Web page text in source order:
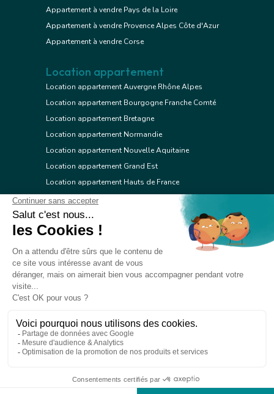
© 2026 Réseau immobilier l'Adresse
Appartement à vendre Pays de la Loire
Appartement à vendre Provence Alpes Côte d'Azur
Appartement à vendre Corse
Location appartement
Location appartement Auvergne Rhône Alpes
Location appartement Bourgogne Franche Comté
Location appartement Bretagne
Location appartement Normandie
Location appartement Nouvelle Aquitaine
Location appartement Grand Est
Location appartement Hauts de France
Location appartement Ile de France
Location appartement Centre Val de Loire
Location appartement Occitanie
Location appartement Provence Alpes Côte d'Azur
Location appartement Corse